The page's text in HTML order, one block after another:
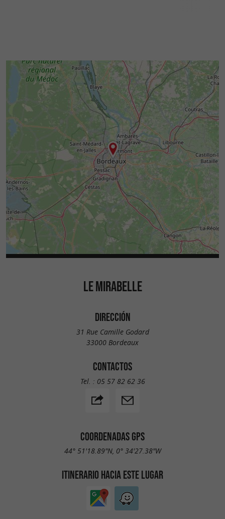
LE MIRABELLE
DIRECCIÓN
31 Rue Camille Godard
33000 Bordeaux
CONTACTOS
Tel. : 05 57 82 62 36
COORDENADAS GPS
44° 51'18.89"N, 0° 34'27.38"W
ITINERARIO HACIA ESTE LUGAR